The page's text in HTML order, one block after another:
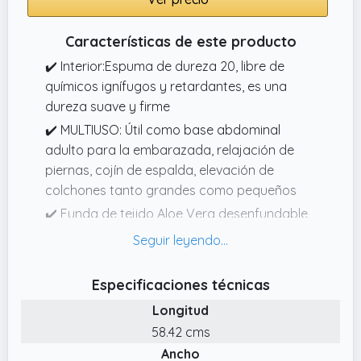
Características de este producto
✔️ Interior:Espuma de dureza 20, libre de
químicos ignífugos y retardantes, es una
dureza suave y firme
✔️ MULTIUSO: Útil como base abdominal
adulto para la embarazada, relajación de
piernas, cojín de espalda, elevación de
colchones tanto grandes como pequeños
✔️ Funda de tejido Aloe Vera desenfundable
lavable y transpirable totalmente,
✔️ Diseño único con aspa para cogerlo
fácilmente, y bolsa de tela para transporte
✔️ Ángulo de inclinación: 15 grados, se puede
Especificaciones técnicas
Longitud
58.42 cms
Ancho